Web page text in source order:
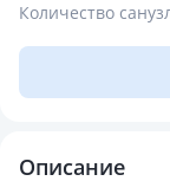
Количество
Описание